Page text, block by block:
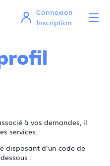
Connexion
Inscription
à vos demandes, il
services.
disposant d’un code de
: